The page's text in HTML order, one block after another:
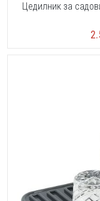
Цедилник за